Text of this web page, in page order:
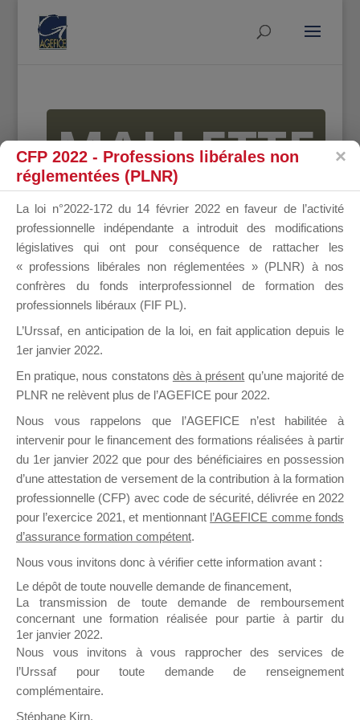
MALLETTE
DU
DIRIGEANT
il y a un mois
Ce groupe est destiné aux Organismes de
Formation qui souhaitent répondre à l’Appel à
Propositions Mallette du Dirigeant.
Ce groupe propose un forum dédié au support
sur lequel il est possible de laisser un message
ou poser une question.
NB : Il est nécessaire d’être
pouvoir rejoindre ce groupe
CFP 2022 - Professions libérales non
réglementées (PLNR)
La loi n°2022-172 du 14 février 2022 en faveur de l’activité
professionnelle indépendante a introduit des modifications
législatives qui ont pour conséquence de rattacher les
« professions libérales non réglementées » (PLNR) à nos
confrères du fonds interprofessionnel de formation des
professionnels libéraux (FIF PL).
L’Urssaf, en anticipation de la loi, en fait application depuis le
1er janvier 2022.
En pratique, nous constatons dès à présent qu’une majorité de
PLNR ne relèvent plus de l’AGEFICE pour 2022.
Nous vous rappelons que l’AGEFICE n’est habilitée à
intervenir pour le financement des formations réalisées à partir
du 1er janvier 2022 que pour des bénéficiaires en possession
d’une attestation de versement de la contribution à la formation
professionnelle (CFP) avec code de sécurité, délivrée en 2022
pour l’exercice 2021, et mentionnant l’AGEFICE comme fonds
d’assurance formation compétent.
Nous vous invitons donc à vérifier cette information avant :
Le dépôt de toute nouvelle demande de financement,
La transmission de toute demande de remboursement
concernant une formation réalisée pour partie à partir du
1er janvier 2022.
Nous vous invitons à vous rapprocher des services de
l’Urssaf pour toute demande de renseignement
complémentaire.
Stéphane Kirn,